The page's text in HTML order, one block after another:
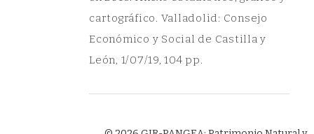
cartográfico. Valladolid: Consejo
Económico y Social de Castilla y
León, 1/07/19, 104 pp.